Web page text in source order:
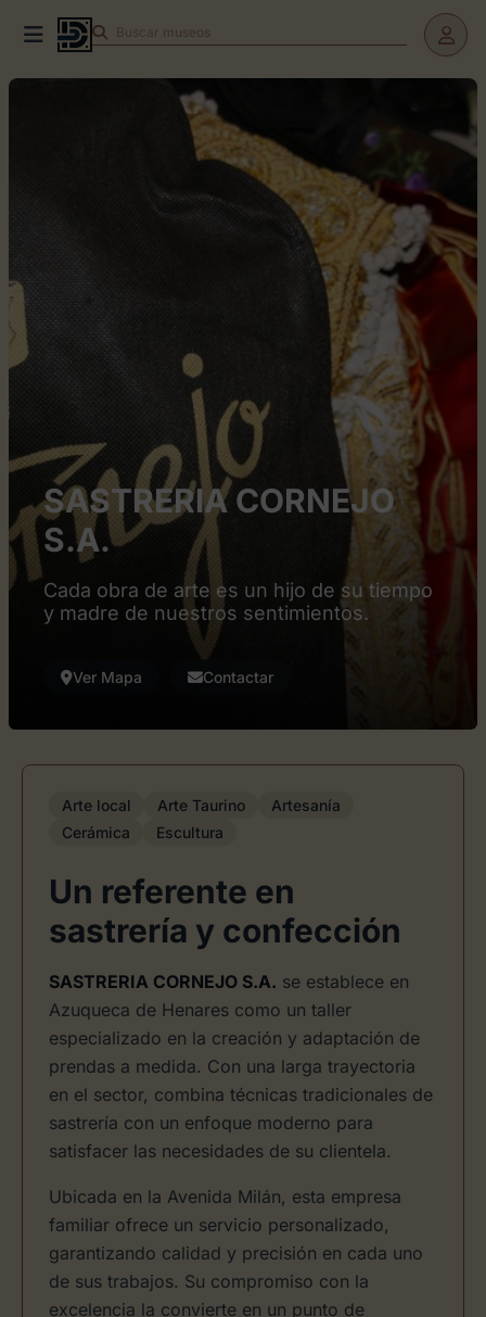
Buscar teatros
SASTRERIA CORNEJO
S.A.
Cada obra de arte es un hijo de su tiempo
y madre de nuestros sentimientos.
Ver Mapa Contactar
Arte local Arte Taurino
Artesanía
Cerámica
Escultura
Un referente en
sastrería y confección
SASTRERIA CORNEJO S.A. se establece en
Azuqueca de Henares como un taller
especializado en la creación y adaptación de
prendas a medida. Con una larga trayectoria
en el sector, combina técnicas tradicionales de
sastrería con un enfoque moderno para
satisfacer las necesidades de su clientela.
Ubicada en la Avenida Milán, esta empresa
familiar ofrece un servicio personalizado,
garantizando calidad y precisión en cada uno
de sus trabajos. Su compromiso con la
excelencia la convierte en un punto de